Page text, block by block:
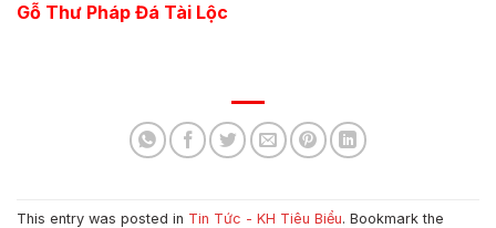
Gỗ Thư Pháp Đá Tài Lộc
This entry was posted in Tin Tức - KH Tiêu Biểu. Bookmark the